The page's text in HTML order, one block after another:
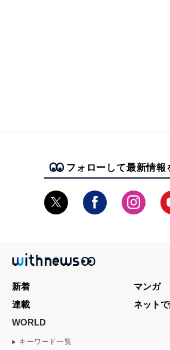
フォローして最新情報
新着
マンガ
連載
ネット
WORLD
キーワード一覧